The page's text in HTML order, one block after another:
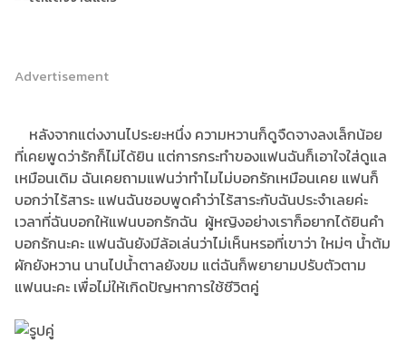
Advertisement
หลังจากแต่งงานไประยะหนึ่ง ความหวานก็ดูจืดจางลงเล็กน้อย
ที่เคยพูดว่ารักก็ไม่ได้ยิน แต่การกระทำของแฟนฉันก็เอาใจใส่ดูแล
เหมือนเดิม ฉันเคยถามแฟนว่าทำไมไม่บอกรักเหมือนเคย แฟนก็
บอกว่าไร้สาระ แฟนฉันชอบพูดคำว่าไร้สาระกับฉันประจำเลยค่ะ
เวลาที่ฉันบอกให้แฟนบอกรักฉัน ผู้หญิงอย่างเราก็อยากได้ยินคำ
บอกรักนะคะ แฟนฉันยังมีล้อเล่นว่าไม่เห็นหรอที่เขาว่า ใหม่ๆ น้ำต้ม
ผักยังหวาน นานไปน้ำตาลยังขม แต่ฉันก็พยายามปรับตัวตาม
แฟนนะคะ เพื่อไม่ให้เกิดปัญหาการใช้ชีวิตคู่